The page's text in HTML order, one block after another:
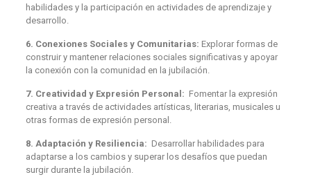
habilidades y la participación en actividades de aprendizaje y
desarrollo.
6. Conexiones Sociales y Comunitarias: Explorar formas de
construir y mantener relaciones sociales significativas y apoyar
la conexión con la comunidad en la jubilación.
7. Creatividad y Expresión Personal: Fomentar la expresión
creativa a través de actividades artísticas, literarias, musicales u
otras formas de expresión personal.
8. Adaptación y Resiliencia: Desarrollar habilidades para
adaptarse a los cambios y superar los desafíos que puedan
surgir durante la jubilación.